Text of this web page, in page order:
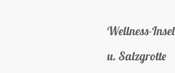
Wellness-Insel
u. Salzgrotte